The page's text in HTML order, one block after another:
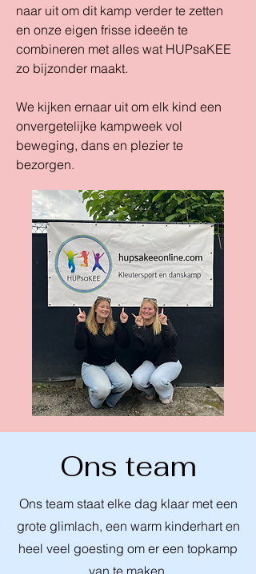
naar uit om dit kamp verder te zetten
en onze eigen frisse ideeën te
combineren met alles wat HUPsaKEE
zo bijzonder maakt.
We kijken ernaar uit om elk kind een
onvergetelijke kampweek vol
beweging, dans en plezier te
bezorgen.
Ons team
Ons team staat elke dag klaar met een
grote glimlach, een warm kinderhart en
heel veel goesting om er een topkamp
van te maken.